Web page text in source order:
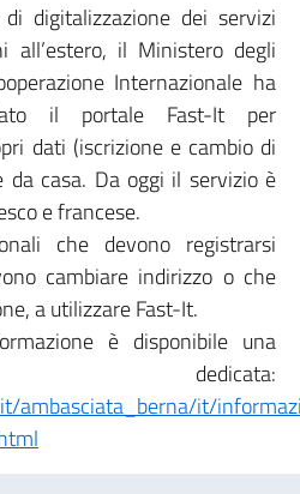
digitalizzazione dei servizi
all’estero, il Ministero degli
Internazionale ha
il portale Fast-It per
dati (iscrizione e cambio di
da casa. Da oggi il servizio è
e francese.
che devono registrarsi
cambiare indirizzo o che
a utilizzare Fast-It.
è disponibile una
ambasciata_berna/it/